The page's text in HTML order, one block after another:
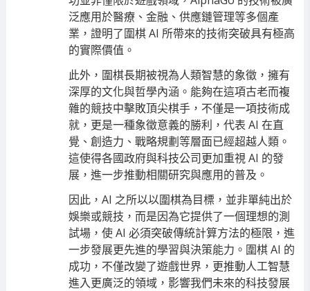
泛應用於醫療、金融、供應鏈管理等多個產
業，證明了圍棋 AI 所帶來的技術突破具有極高
的實際價值。
此外，圍棋長期被視為人類智慧的象徵，擁有
深厚的文化與哲學內涵。能夠在這項古老而複
雜的競技中擊敗頂尖棋手，不僅是一項技術成
就，更是一種象徵意義的勝利，代表 AI 在直
覺、創造力、戰略規劃等層面已經超越人類。
這使得各國政府與科技公司更加重視 AI 的發
展，進一步推動相關研究與應用的普及。
因此，AI 之所以以圍棋為目標，並非單純出於
娛樂或競技，而是因為它提供了一個理想的測
試場，使 AI 必須突破傳統計算方法的極限，進
一步發展更先進的學習與決策能力。圍棋 AI 的
成功，不僅改變了遊戲世界，更推動人工智慧
進入更廣泛的領域，影響我們未來的科技發展